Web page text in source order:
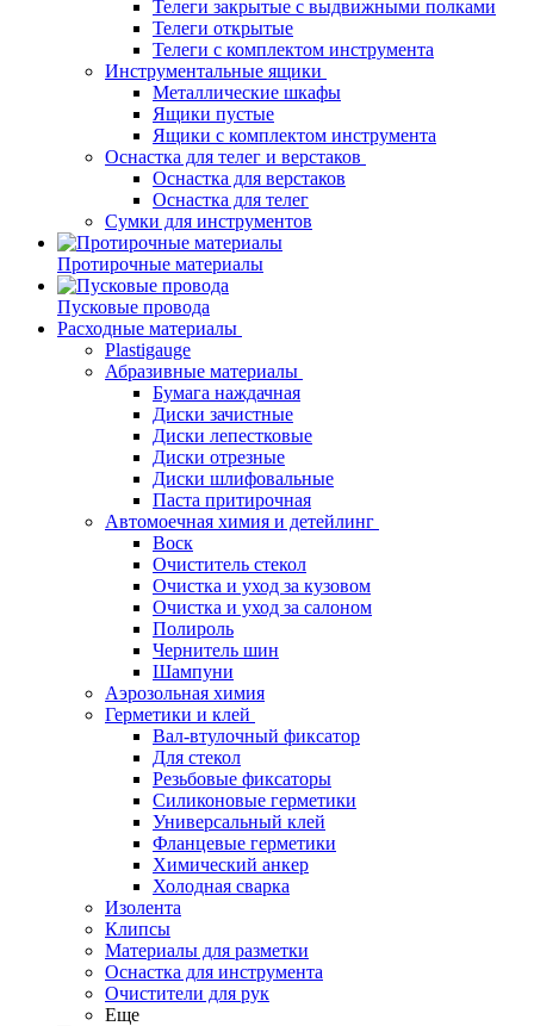
Телеги закрытые с выдвижными полками
Телеги открытые
Телеги с комплектом инструмента
Инструментальные ящики
Металлические шкафы
Ящики пустые
Ящики с комплектом инструмента
Оснастка для телег и верстаков
Оснастка для верстаков
Оснастка для телег
Сумки для инструментов
Протирочные материалы
Пусковые провода
Расходные материалы
Plastigauge
Абразивные материалы
Бумага наждачная
Диски зачистные
Диски лепестковые
Диски отрезные
Диски шлифовальные
Паста притирочная
Автомоечная химия и детейлинг
Воск
Очиститель стекол
Очистка и уход за кузовом
Очистка и уход за салоном
Полироль
Чернитель шин
Шампуни
Аэрозольная химия
Герметики и клей
Вал-втулочный фиксатор
Для стекол
Резьбовые фиксаторы
Силиконовые герметики
Универсальный клей
Фланцевые герметики
Химический анкер
Холодная сварка
Изолента
Клипсы
Материалы для разметки
Оснастка для инструмента
Очистители для рук
Еще